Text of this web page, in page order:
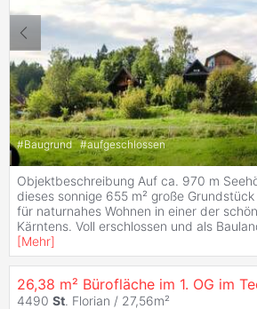
#Baugrund #aufgeschlossen
Objektbeschreibung Auf ca. 970 m
dieses sonnige 655 m² große
für naturnahes Wohnen in einer der
Kärntens. Voll erschlossen und als
[Mehr]
4490 St. Florian / 27,56m²